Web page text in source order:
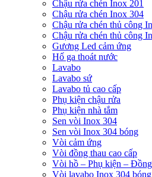
Chậu rửa chén Inox 201
Chậu rửa chén Inox 304
Chậu rửa chén thủ công
Chậu rửa chén thủ công
Gương Led cảm ứng
Hố ga thoát nước
Lavabo
Lavabo sứ
Lavabo tủ cao cấp
Phụ kiện chậu rửa
Phụ kiện nhà tắm
Sen vòi Inox 304
Sen vòi Inox 304 bóng
Vòi cảm ứng
Vòi đồng thau cao cấp
Vòi hồ – Phụ kiện –
Vòi lavabo Inox 304 bóng